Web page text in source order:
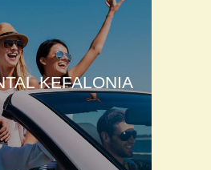
KEFALONIA